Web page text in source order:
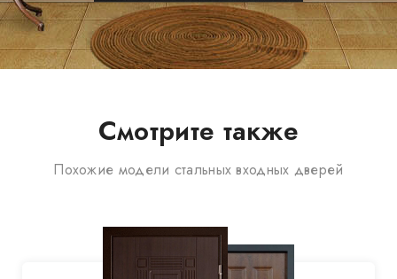
Смотрите также
Похожие модели стальных входных дверей